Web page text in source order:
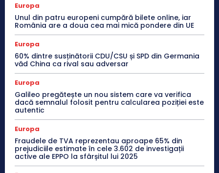
Europa
Unul din patru europeni cumpără bilete online, iar
România are a doua cea mai mică pondere din UE
Europa
60% dintre susținătorii CDU/CSU și SPD din Germania
văd China ca rival sau adversar
Europa
Galileo pregătește un nou sistem care va verifica
dacă semnalul folosit pentru calcularea poziției este
autentic
Europa
Fraudele de TVA reprezentau aproape 65% din
prejudiciile estimate în cele 3.602 de investigații
active ale EPPO la sfârșitul lui 2025